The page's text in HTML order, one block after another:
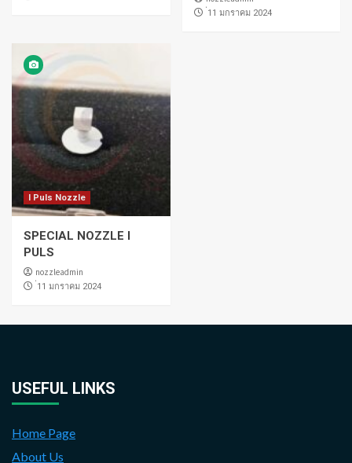
่11 มกราคม 2024
I Puls Nozzle
SPECIAL NOZZLE I
PULS
nozzleadmin
่11 มกราคม 2024
USEFUL LINKS
Home Page
About Us